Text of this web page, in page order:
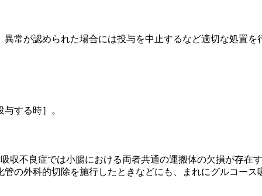
常が認められた場合には投与を中止するなど適切な処置を
する時］。
収不良症では小腸における両者共通の運搬体の欠損が存在
の外科的切除を施行したときなどにも、まれにグルコース